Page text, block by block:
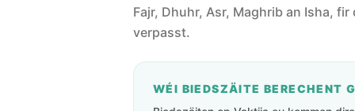
Fajr, Dhuhr, Asr, Maghrib an Isha,
verpasst.
WÉI BIEDSZÄITE BERECHENT